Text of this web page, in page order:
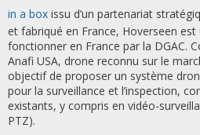
in a box issu d’un partenariat
et fabriqué en France, Hoverseen
fonctionner en France par la DGAC.
Anafi USA, drone reconnu sur le
objectif de proposer un système
pour la surveillance et l’inspection,
existants, y compris en vidéo-
PTZ).